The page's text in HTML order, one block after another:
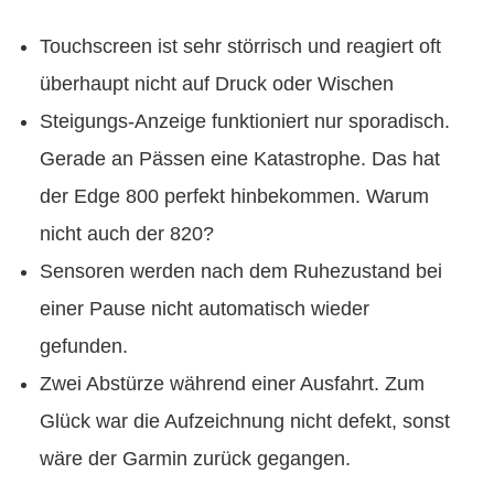
Touchscreen ist sehr störrisch und reagiert oft
überhaupt nicht auf Druck oder Wischen
Steigungs-Anzeige funktioniert nur sporadisch.
Gerade an Pässen eine Katastrophe. Das hat
der Edge 800 perfekt hinbekommen. Warum
nicht auch der 820?
Sensoren werden nach dem Ruhezustand bei
einer Pause nicht automatisch wieder
gefunden.
Zwei Abstürze während einer Ausfahrt. Zum
Glück war die Aufzeichnung nicht defekt, sonst
wäre der Garmin zurück gegangen.